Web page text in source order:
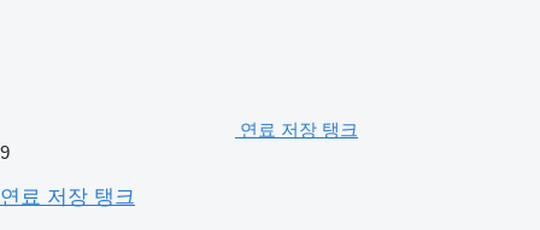
연료 저장 탱크
9
연료 저장 탱크